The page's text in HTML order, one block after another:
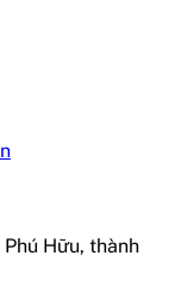
Hữu, thành